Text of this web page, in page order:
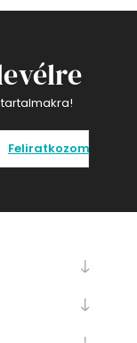
Feliratkozom